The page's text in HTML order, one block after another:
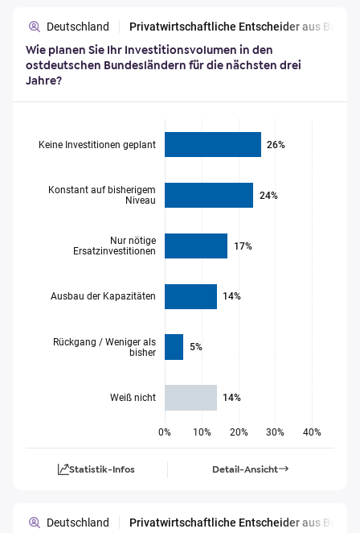
Deutschland Privatwirtschaftliche Entscheider aus Berlin,
Wie planen Sie Ihr Investitionsvolumen in den
ostdeutschen Bundesländern für die nächsten drei
Jahre?
0% 10% 20% 30% 40%
26%
24%
17%
14%
5%
14%
Keine Investitionen geplant
Konstant auf bisherigem
Niveau
Nur nötige
Ersatzinvestitionen
Ausbau der Kapazitäten
Rückgang / Weniger als
bisher
Weiß nicht
Statistik-Infos Detail-Ansicht
Deutschland Privatwirtschaftliche Entscheider aus Berlin,